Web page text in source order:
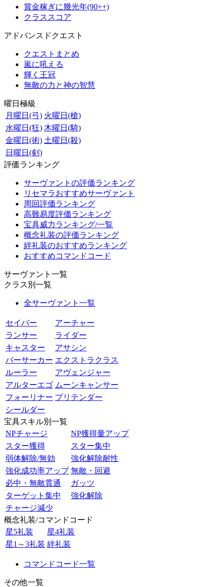
賞金稼ぎに幾光年(90++)
クラススコア
アドバンスドクエスト
クエストまとめ
嵐に吼える
輝く王冠
無敵の力と神の智慧
曜日極級
月曜日(弓) 火曜日(槍)
水曜日(狂) 木曜日(騎)
金曜日(術) 土曜日(殺)
日曜日(剣)
評価ランキング
サーヴァントの評価ランキング
リセマラおすすめサーヴァント
周回評価ランキング
高難易度評価ランキング
宝具威力ランキング/一覧
概念礼装の評価ランキング
絆礼装のおすすめランキング
おすすめコマンドコード
サーヴァント一覧
クラス別一覧
全サーヴァント一覧
セイバー
アーチャー
ランサー
ライダー
キャスター
アサシン
バーサーカー エクストラクラス
ルーラー
アヴェンジャー
アルターエゴ ムーンキャンサー
フォーリナー プリテンダー
シールダー
宝具スキル別一覧
NPチャージ
NP獲得量アップ
スター獲得
スター集中
弱体解除/無効
強化解除耐性
強化成功率アップ 無敵・回避
必中・無敵貫通
ガッツ
ターゲット集中
強化解除
チャージ減少
概念礼装/コマンドコード
星5礼装
星4礼装
星1～3礼装 絆礼装
コマンドコード一覧
その他一覧